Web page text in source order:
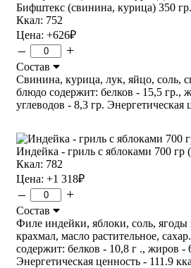
Бифштекс (свинина, курица) 350
Ккал: 752
Цена: +626₽
– +
Состав
Свинина, курица, лук, яйцо, соль,
блюдо содержит: белков - 15,5 гр.,
углеводов - 8,3 гр. Энергетическая
Индейка - гриль с яблоками 700 гр
Ккал: 782
Цена: +1 318₽
– +
Состав
Филе индейки, яблоки, соль,
крахмал, масло растительное,
содержит: белков - 10,8 г ., жиров -
Энергетическая ценность - 111.9